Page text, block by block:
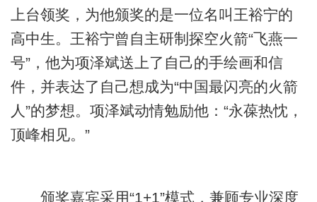
上台领奖，为他颁奖的是一位名叫王裕宁的
高中生。王裕宁曾自主研制探空火箭“飞燕一
号”，他为项泽斌送上了自己的手绘画和信
件，并表达了自己想成为“中国最闪亮的火箭
人”的梦想。项泽斌动情勉励他：“永葆热忱，
顶峰相见。”
颁奖嘉宾采用“1+1”模式，兼顾专业深度